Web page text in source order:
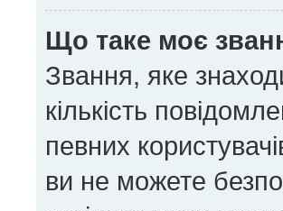
Що таке моє
Звання, яке
кількість
певних
ви не можете